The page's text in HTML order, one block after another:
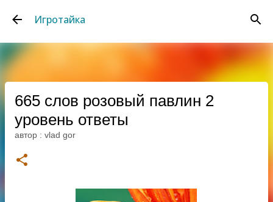
Игротайка
665 слов розовый павлин 2
уровень ответы
автор : vlad gor